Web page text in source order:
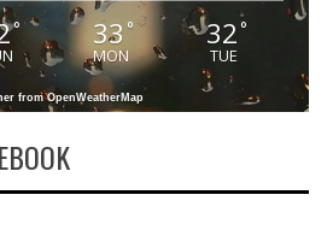
° 33 °
MON
32°
TUE
from OpenWeatherMap